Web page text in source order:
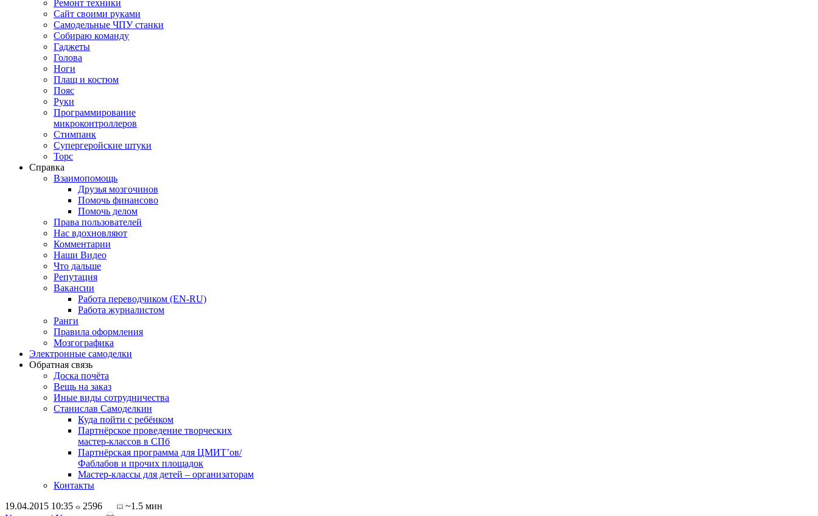
Ремонт техники
Сайт своими руками
Самодельные ЧПУ станки
Собираю команду
Гаджеты
Голова
Ноги
Плащ и костюм
Пояс
Руки
Программирование
микроконтроллеров
Стимпанк
Супергеройские штуки
Торс
Справка
Взаимопомощь
Друзья мозгочинов
Помочь финансово
Помочь делом
Права пользователей
Нас вдохновляют
Комментарии
Наши Видео
Что дальше
Репутация
Вакансии
Работа переводчиком (EN-RU)
Работа журналистом
Ранги
Правила оформления
Мозгографика
Электронные самоделки
Обратная связь
Доска почёта
Вещь на заказ
Иные виды сотрудничества
Станислав Самоделкин
Куда пойти с ребёнком
Партнёрское проведение творческих
мастер-классов в СПб
Партнёрская программа для ЦМИТ’ов/
Фаблабов и прочих площадок
Мастер-классы для детей – организаторам
Контакты
19.04.2015 10:35
2596
~1.5 мин